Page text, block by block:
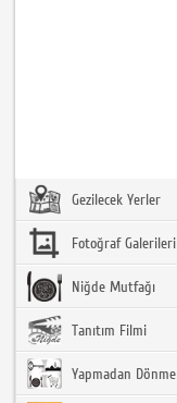
Gezilecek Yerler
Fotoğraf Galerileri
Niğde Mutfağı
Tanıtım Filmi
Yapmadan Dönme